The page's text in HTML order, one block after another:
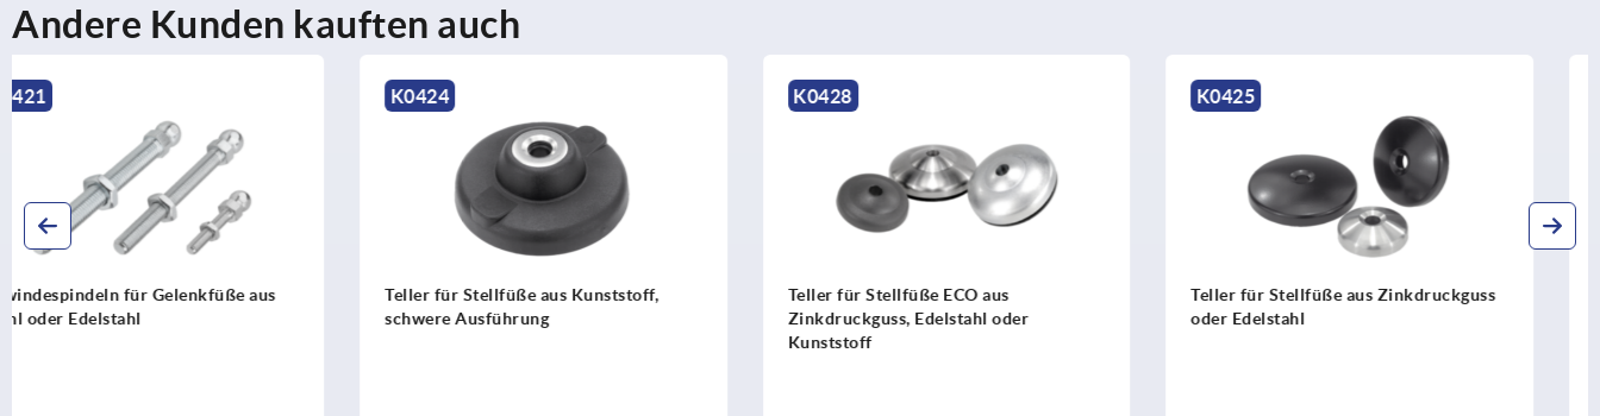
Andere Kunden kauften auch
K0424
Teller für Stellfüße aus Kunststoff,
schwere Ausführung
K0428
Teller für Stellfüße ECO aus
Zinkdruckguss, Edelstahl oder
K0425
Teller für Stellfüße aus Zinkdruckguss
oder Edelstahl
K0429
Gewindespindeln für Stellfüße ECO aus
Stahl oder Edelstahl